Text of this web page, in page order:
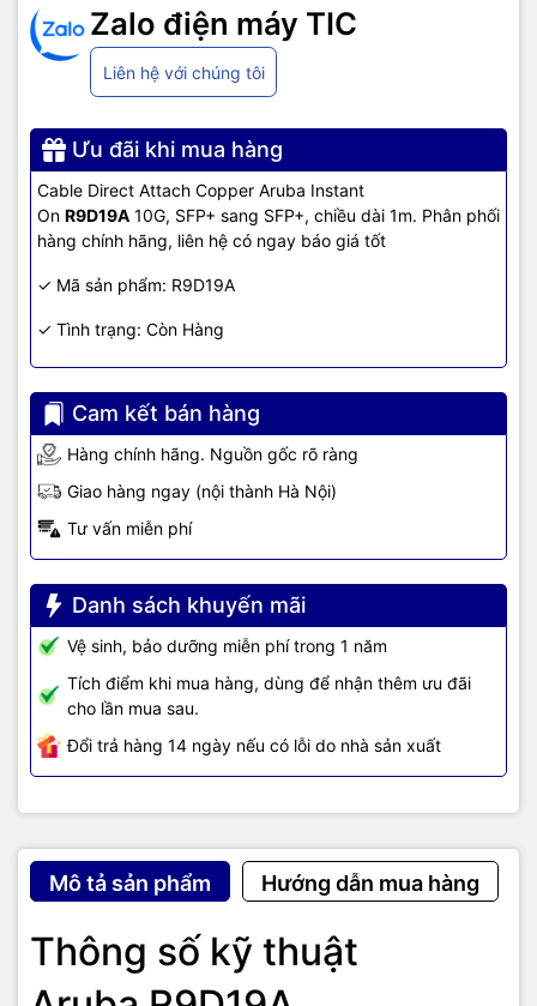
Zalo điện máy TIC
Liên hệ với chúng tôi
Ưu đãi khi mua hàng
Cable Direct Attach Copper Aruba Instant
On R9D19A 10G, SFP+ sang SFP+, chiều dài 1m. Phân phối
hàng chính hãng, liên hệ có ngay báo giá tốt
✓ Mã sản phẩm: R9D19A
✓ Tình trạng: Còn Hàng
Cam kết bán hàng
Hàng chính hãng. Nguồn gốc rõ ràng
Giao hàng ngay (nội thành Hà Nội)
Tư vấn miễn phí
Danh sách khuyến mãi
Vệ sinh, bảo dưỡng miễn phí trong 1 năm
Tích điểm khi mua hàng, dùng để nhận thêm ưu đãi
cho lần mua sau.
Đổi trả hàng 14 ngày nếu có lỗi do nhà sản xuất
Mô tả sản phẩm Hướng dẫn mua hàng
Thông số kỹ thuật